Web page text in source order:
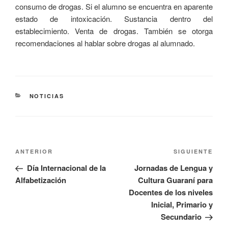
consumo de drogas. Si el alumno se encuentra en aparente
estado de intoxicación. Sustancia dentro del
establecimiento. Venta de drogas. También se otorga
recomendaciones al hablar sobre drogas al alumnado.
NOTICIAS
ANTERIOR
Día Internacional de la
Alfabetización
SIGUIENTE
Jornadas de Lengua y
Cultura Guaraní para
Docentes de los niveles
Inicial, Primario y
Secundario